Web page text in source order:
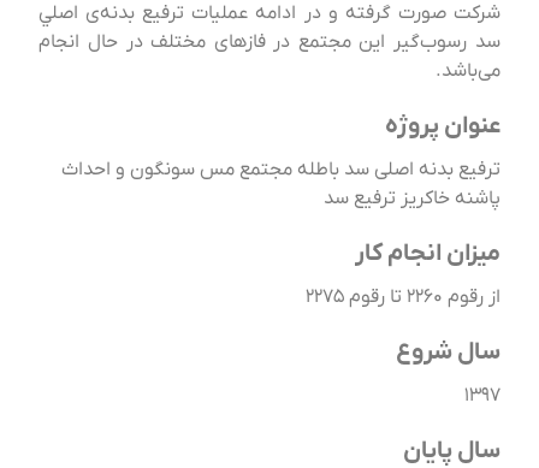
شرکت صورت گرفته و در ادامه عملیات ترفيع بدنه‌ی اصلي
سد رسوب‌گیر این مجتمع در فازهای مختلف در حال انجام
می‌باشد.
عنوان پروژه
ترفیع بدنه اصلی سد باطله مجتمع مس سونگون و احداث
پاشنه خاکریز ترفیع سد
میزان انجام کار
از رقوم ۲۲۶۰ تا رقوم ۲۲۷۵
سال شروع
۱۳۹۷
سال پايان